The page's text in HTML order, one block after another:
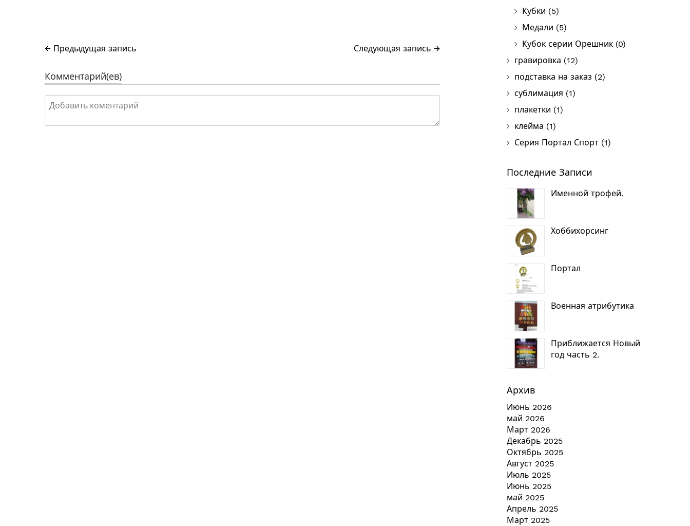
← Предыдущая запись Следующая запись →
Комментарий(ев)
Кубки (5)
Медали (5)
Кубок серии Орешник (0)
гравировка (12)
подставка на заказ (2)
сублимация (1)
плакетки (1)
клейма (1)
Серия Портал Спорт (1)
Последние Записи
Именной трофей.
Хоббихорсинг
Портал
Военная атрибутика
Приближается Новый
год часть 2.
Архив
Июнь 2026
май 2026
Март 2026
Декабрь 2025
Октябрь 2025
Август 2025
Июль 2025
Июнь 2025
май 2025
Апрель 2025
Март 2025